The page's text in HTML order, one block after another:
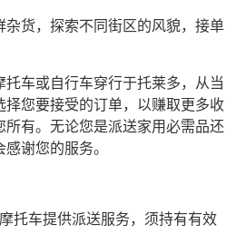
杂货，探索不同街区的风貌，接单
车或自行车穿行于托莱多，从当
择您要接受的订单，以赚取更多收
所有。无论您是派送家用必需品还
谢您的服务。
托车提供派送服务，须持有有效